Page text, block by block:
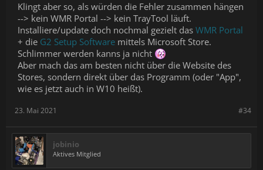
Klingt aber so, als würden die Fehler zusammen hängen
--> kein WMR Portal --> kein TrayTool läuft.
Installiere/update doch nochmal gezielt das WMR Portal
+ die G2 Setup Software mittels Microsoft Store.
Schlimmer werden kanns ja nicht
Aber mach das am besten nicht über die Website des
Stores, sondern direkt über das Programm (oder "App",
wie es jetzt auch in W10 heißt).
#34
23. Mai 2021
jobinio
Aktives Mitglied